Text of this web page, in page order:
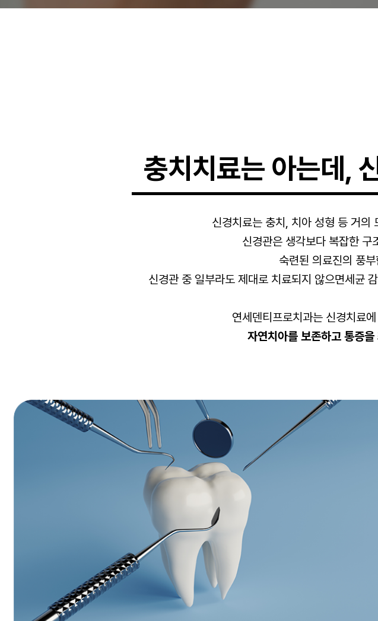
충치치료는 아는데,
신경치료는 충치, 치아 성형 등 거의
신경관은 생각보다 복잡한 구
숙련된 의료진의 풍
신경관 중 일부라도 제대로 치료되지 않으면세균
연세덴티프로치과는 신경치료
자연치아를 보존하고 통증